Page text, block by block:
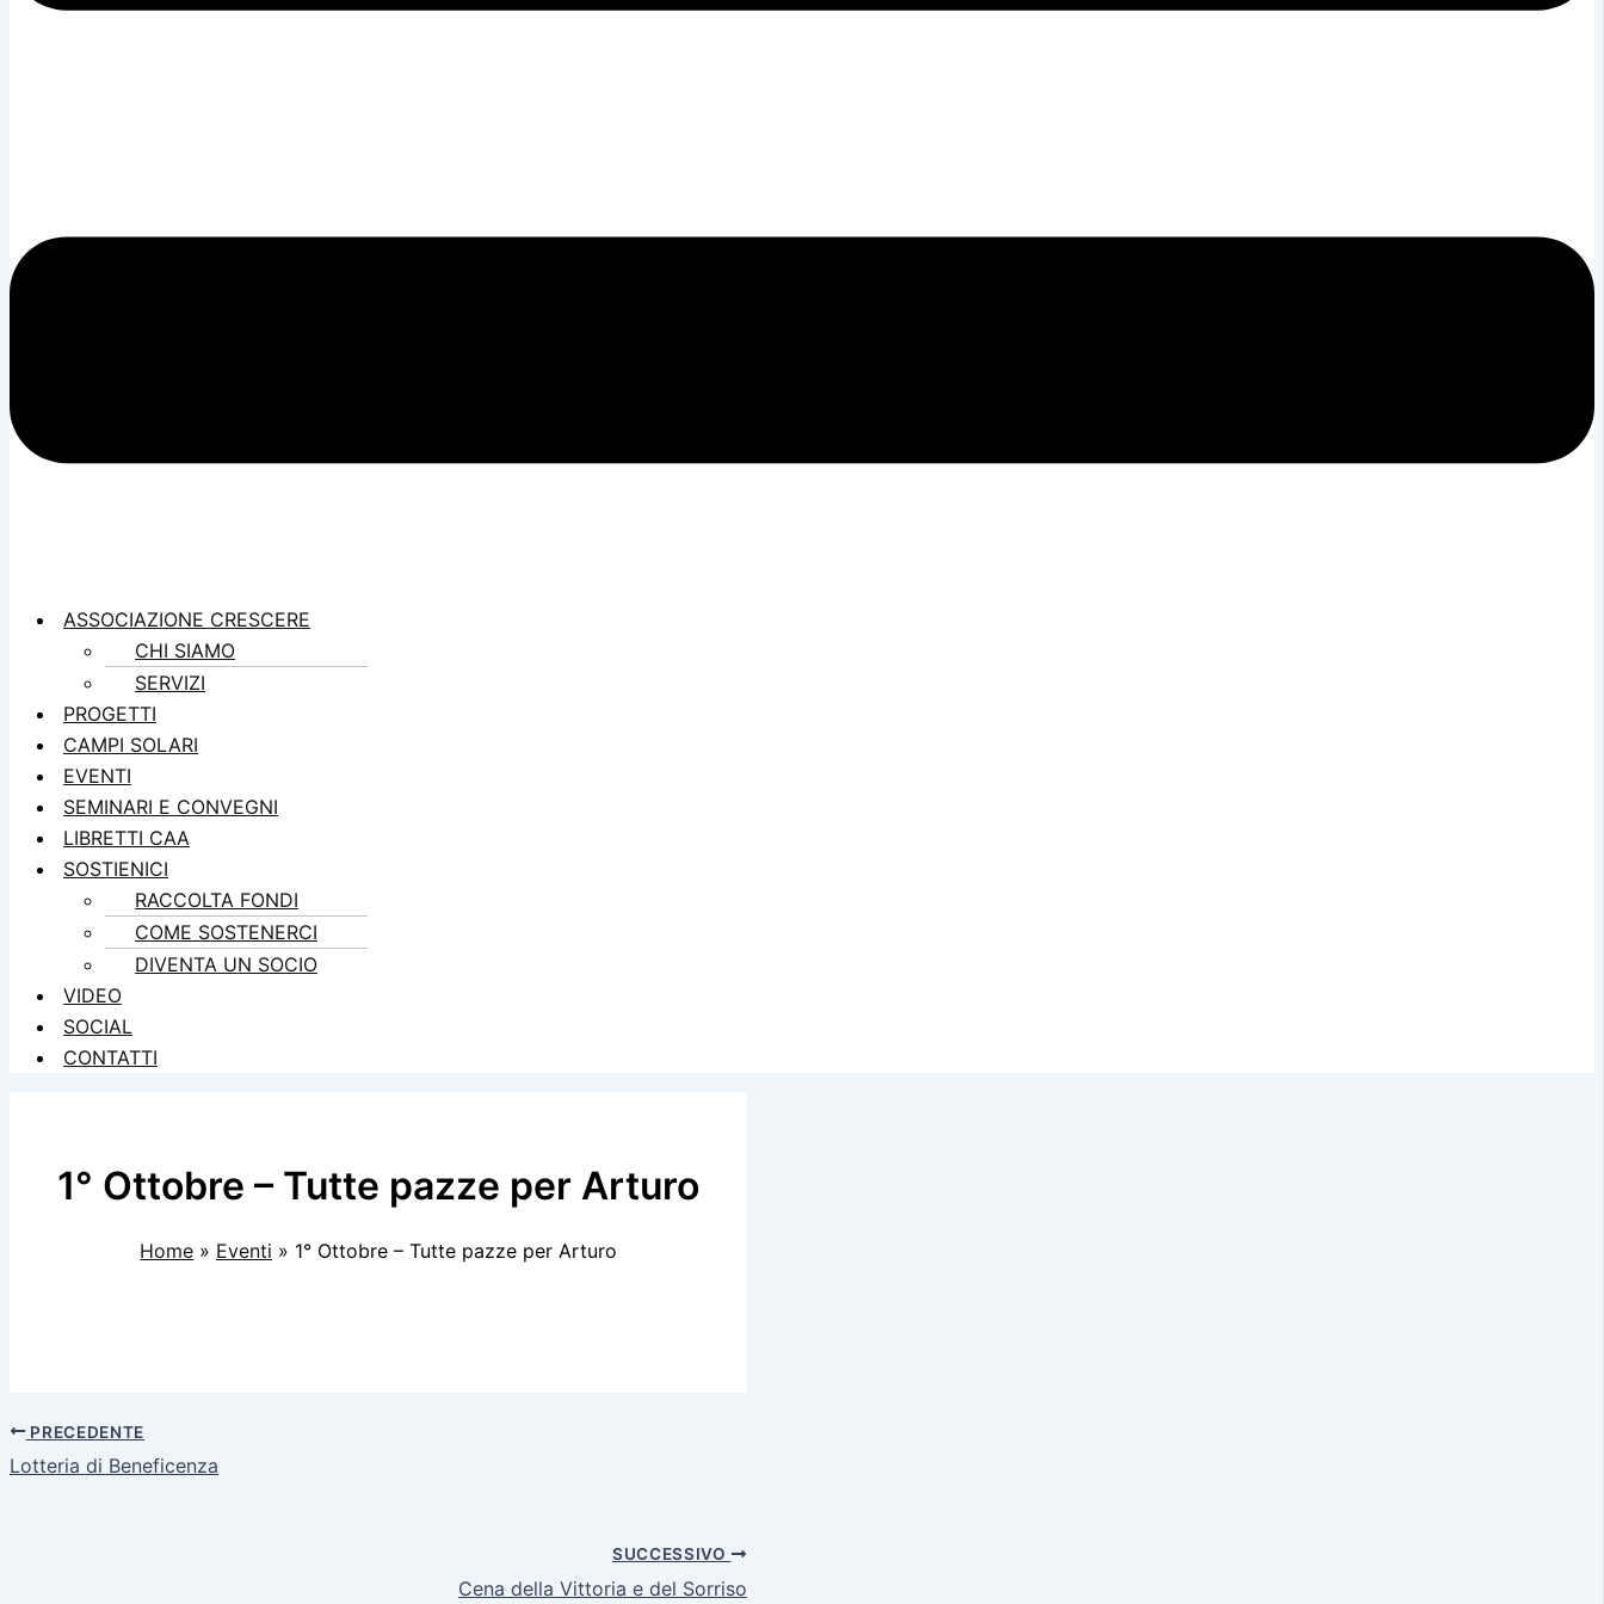
ASSOCIAZIONE CRESCERE
CHI SIAMO
SERVIZI
PROGETTI
CAMPI SOLARI
EVENTI
SEMINARI E CONVEGNI
LIBRETTI CAA
SOSTIENICI
RACCOLTA FONDI
COME SOSTENERCI
DIVENTA UN SOCIO
VIDEO
SOCIAL
CONTATTI
1° Ottobre – Tutte pazze per Arturo
Home Eventi 1° Ottobre – Tutte pazze per Arturo
PRECEDENTE
Lotteria di Beneficenza
SUCCESSIVO
Cena della Vittoria e del Sorriso